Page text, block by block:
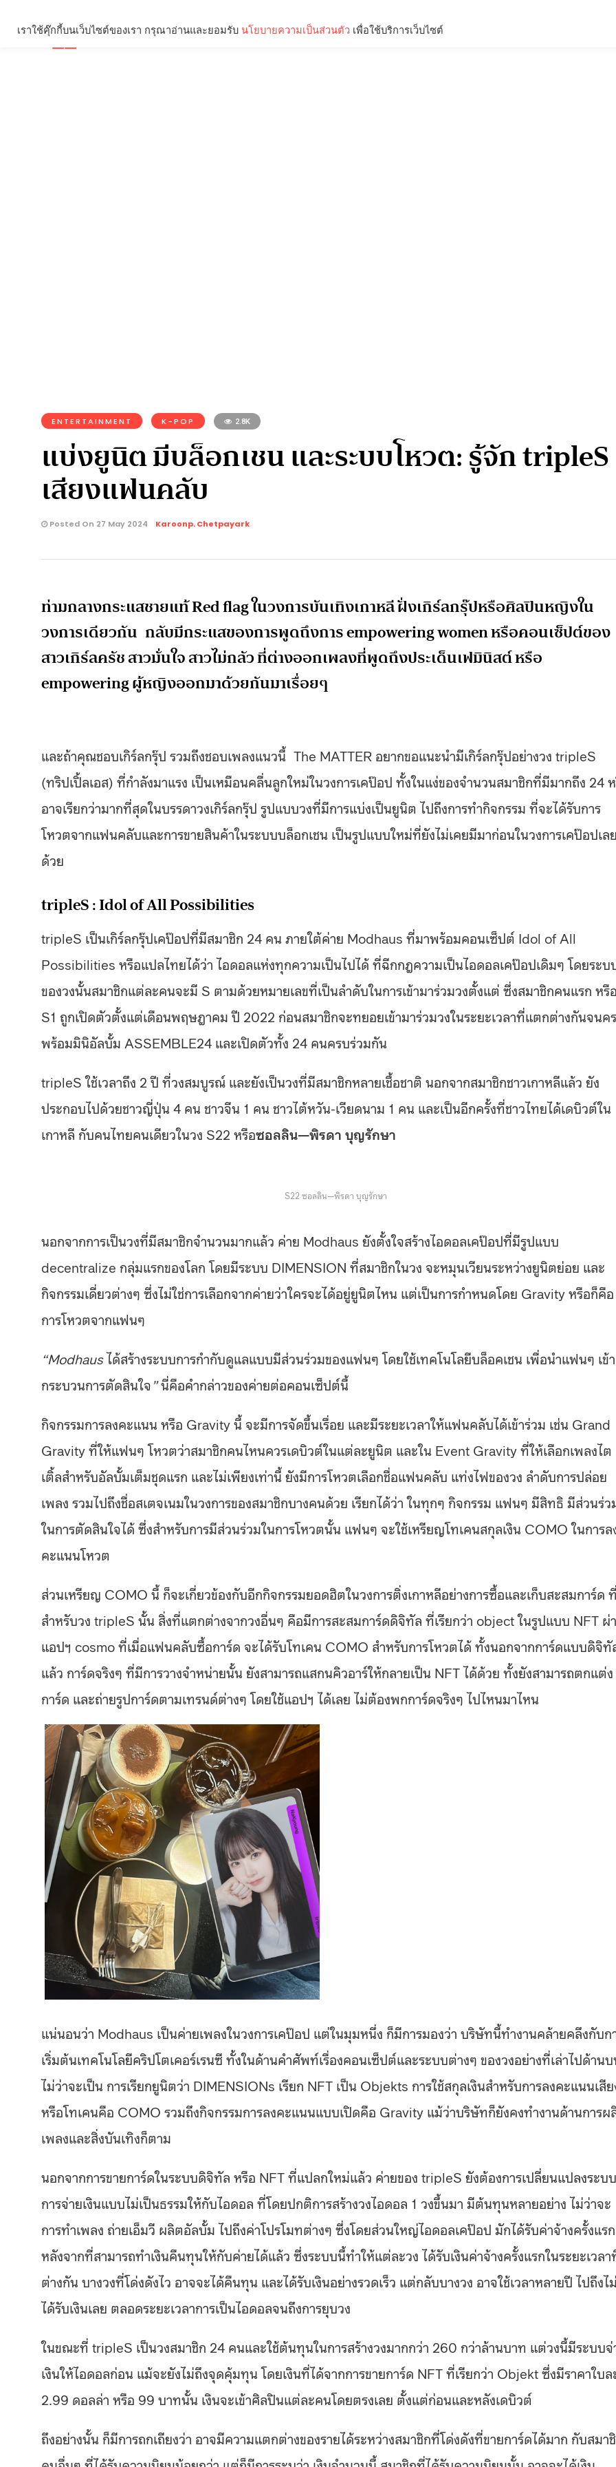
ENTERTAINMENT K-POP 2.8K
แบ่งยูนิต มีบล็อกเชน และระบบโหวต: รู้จัก
เสียงแฟนคลับ
Posted On 27 May 2024 Karoonp. Chetpayark
ท่ามกลางกระแสชายแท้ Red flag ในวงการบันเทิงเกาหลี ฝั่งเกิร์ลกรุ๊ปหรือศิลปินหญิงใน
วงการเดียวกัน กลับมีกระแสของการพูดถึงการ empowering women หรือคอนเซ็ปต์ของ
สาวเกิร์ลครัช สาวมั่นใจ สาวไม่กลัว ที่ต่างออกเพลงที่พูดถึงประเด็นเฟมินิสต์ หรือ
empowering ผู้หญิงออกมาด้วยกันมาเรื่อยๆ
และถ้าคุณชอบเกิร์ลกรุ๊ป รวมถึงชอบเพลงแนวนี้ The MATTER อยากขอแนะนำมีเกิร์ลกรุ๊ปอย่างวง tripleS
(ทริปเปิ้ลเอส) ที่กำลังมาแรง เป็นเหมือนคลื่นลูกใหม่ในวงการเคป๊อป ทั้งในแง่ของจำนวนสมาชิกที่มีมากถึง 24
อาจเรียกว่ามากที่สุดในบรรดาวงเกิร์ลกรุ๊ป รูปแบบวงที่มีการแบ่งเป็นยูนิต ไปถึงการทำกิจกรรม ที่จะได้รับการ
โหวตจากแฟนคลับและการขายสินค้าในระบบบล็อกเชน เป็นรูปแบบใหม่ที่ยังไม่เคยมีมาก่อนในวงการเคป๊อปเลย
ด้วย
tripleS : Idol of All Possibilities
tripleS เป็นเกิร์ลกรุ๊ปเคป๊อปที่มีสมาชิก 24 คน ภายใต้ค่าย Modhaus ที่มาพร้อมคอนเซ็ปต์ Idol of All
Possibilities หรือแปลไทยได้ว่า ไอดอลแห่งทุกความเป็นไปได้ ที่ฉีกกฎความเป็นไอดอลเคป๊อปเดิมๆ โดยระบ
ของวงนั้นสมาชิกแต่ละคนจะมี S ตามด้วยหมายเลขที่เป็นลำดับในการเข้ามาร่วมวงตั้งแต่ ซึ่งสมาชิกคนแรก หรือ
S1 ถูกเปิดตัวตั้งแต่เดือนพฤษฎาคม ปี 2022 ก่อนสมาชิกจะทยอยเข้ามาร่วมวงในระยะเวลาที่แตกต่างกันจนค
พร้อมมินิอัลบั้ม ASSEMBLE24 และเปิดตัวทั้ง 24 คนครบร่วมกัน
tripleS ใช้เวลาถึง 2 ปี ที่วงสมบูรณ์ และยังเป็นวงที่มีสมาชิกหลายเชื้อชาติ นอกจากสมาชิกชาวเกาหลีแล้ว ยัง
ประกอบไปด้วยชาวญี่ปุ่น 4 คน ชาวจีน 1 คน ชาวไต้หวัน-เวียดนาม 1 คน และเป็นอีกครั้งที่ชาวไทยได้เดบิวต์ใน
เกาหลี กับคนไทยคนเดียวในวง S22 หรือซอลลิน—พิรดา บุญรักษา
S22 ซอลลิน—พิรดา บุญรักษา
นอกจากการเป็นวงที่มีสมาชิกจำนวนมากแล้ว ค่าย Modhaus ยังตั้งใจสร้างไอดอลเคป๊อปที่มีรูปแบบ
decentralize กลุ่มแรกของโลก โดยมีระบบ DIMENSION ที่สมาชิกในวง จะหมุนเวียนระหว่างยูนิตย่อย และ
กิจกรรมเดี่ยวต่างๆ ซึ่งไม่ใช่การเลือกจากค่ายว่าใครจะได้อยู่ยูนิตไหน แต่เป็นการกำหนดโดย Gravity หรือก็คือ
การโหวตจากแฟนๆ
“Modhausได้สร้างระบบการกำกับดูแลแบบมีส่วนร่วมของแฟนๆ โดยใช้เทคโนโลยีบล็อคเชน เพื่อนำแฟนๆ เข้
กระบวนการตัดสินใจ”นี่คือคำกล่าวของค่ายต่อคอนเซ็ปต์นี้
กิจกรรมการลงคะแนน หรือ Gravity นี้ จะมีการจัดขึ้นเรื่อย และมีระยะเวลาให้แฟนคลับได้เข้าร่วม เช่น Grand
Gravity ที่ให้แฟนๆ โหวตว่าสมาชิกคนไหนควรเดบิวต์ในแต่ละยูนิต และใน Event Gravity ที่ให้เลือกเพลงไต
เติ้ลสำหรับอัลบั้มเต็มชุดแรก และไม่เพียงเท่านี้ ยังมีการโหวตเลือกชื่อแฟนคลับ แท่งไฟของวง ลำดับการปล่อย
เพลง รวมไปถึงชื่อสเตจเนมในวงการของสมาชิกบางคนด้วย เรียกได้ว่า ในทุกๆ กิจกรรม แฟนๆ มีสิทธิ มีส่วนร่ว
ในการตัดสินใจได้ ซึ่งสำหรับการมีส่วนร่วมในการโหวตนั้น แฟนๆ จะใช้เหรียญโทเคนสกุลเงิน COMO ในการล
คะแนนโหวต
ส่วนเหรียญ COMO นี้ ก็จะเกี่ยวข้องกับอีกกิจกรรมยอดฮิตในวงการติ่งเกาหลีอย่างการซื้อและเก็บสะสมการ์ด ที่
สำหรับวง tripleS นั้น สิ่งที่แตกต่างจากวงอื่นๆ คือมีการสะสมการ์ดดิจิทัล ที่เรียกว่า object ในรูปแบบ NFT ผ่
แอปฯ cosmo ที่เมื่อแฟนคลับซื้อการ์ด จะได้รับโทเคน COMO สำหรับการโหวตได้ ทั้งนอกจากการ์ดแบบดิจิทั
แล้ว การ์ดจริงๆ ที่มีการวางจำหน่ายนั้น ยังสามารถแสกนคิวอาร์ให้กลายเป็น NFT ได้ด้วย ทั้งยังสามารถตกแต่ง
การ์ด และถ่ายรูปการ์ดตามเทรนด์ต่างๆ โดยใช้แอปฯ ได้เลย ไม่ต้องพกการ์ดจริงๆ ไปไหนมาไหน
แน่นอนว่า Modhaus เป็นค่ายเพลงในวงการเคป๊อป แต่ในมุมหนึ่ง ก็มีการมองว่า บริษัทนี้ทำงานคล้ายคลึงกับก
เริ่มต้นเทคโนโลยีคริปโตเคอร์เรนซี ทั้งในด้านคำศัพท์เรื่องคอนเซ็ปต์และระบบต่างๆ ของวงอย่างที่เล่าไปด้าน
ไม่ว่าจะเป็น การเรียกยูนิตว่า DIMENSIONs เรียก NFT เป็น Objekts การใช้สกุลเงินสำหรับการลงคะแนนเสีย
หรือโทเคนคือ COMO รวมถึงกิจกรรมการลงคะแนนแบบเปิดคือ Gravity แม้ว่าบริษัทก็ยังคงทำงานด้านการผ
เพลงและสิ่งบันเทิงก็ตาม
นอกจากการขายการ์ดในระบบดิจิทัล หรือ NFT ที่แปลกใหม่แล้ว ค่ายของ tripleS ยังต้องการเปลี่ยนแปลงระบบ
การจ่ายเงินแบบไม่เป็นธรรมให้กับไอดอล ที่โดยปกติการสร้างวงไอดอล 1 วงขึ้นมา มีต้นทุนหลายอย่าง ไม่ว่าจะ
การทำเพลง ถ่ายเอ็มวี ผลิตอัลบั้ม ไปถึงค่าโปรโมทต่างๆ ซึ่งโดยส่วนใหญ่ไอดอลเคป๊อป มักได้รับค่าจ้างครั้งแรก
หลังจากที่สามารถทำเงินคืนทุนให้กับค่ายได้แล้ว ซึ่งระบบนี้ทำให้แต่ละวง ได้รับเงินค่าจ้างครั้งแรกในระยะเวลา
ต่างกัน บางวงที่โด่งดังไว อาจจะได้คืนทุน และได้รับเงินอย่างรวดเร็ว แต่กลับบางวง อาจใช้เวลาหลายปี ไปถึงไม่
ได้รับเงินเลย ตลอดระยะเวลาการเป็นไอดอลจนถึงการยุบวง
ในขณะที่ tripleS เป็นวงสมาชิก 24 คนและใช้ต้นทุนในการสร้างวงมากกว่า 260 กว่าล้านบาท แต่วงนี้มีระบบจ่
เงินให้ไอดอลก่อน แม้จะยังไม่ถึงจุดคุ้มทุน โดยเงินที่ได้จากการขายการ์ด NFT ที่เรียกว่า Objekt ซึ่งมีราคาใบล
2.99 ดอลล่า หรือ 99 บาทนั้น เงินจะเข้าศิลปินแต่ละคนโดยตรงเลย ตั้งแต่ก่อนและหลังเดบิวต์
ถึงอย่างนั้น ก็มีการถกเถียงว่า อาจมีความแตกต่างของรายได้ระหว่างสมาชิกที่โด่งดังที่ขายการ์ดได้มาก กับสมา
เราใช้คุ๊กกี้บนเว็บไซต์ของเรา กรุณาอ่านและยอมรับ นโยบายความเป็นส่วนตัว เพื่อใช้บริการเว็บไซต์